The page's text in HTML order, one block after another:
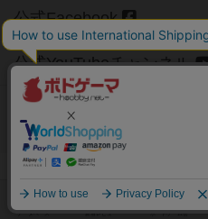
公式Facebook
公式YouTubeチャンネル